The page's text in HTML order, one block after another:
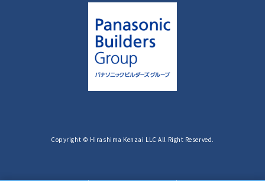
Copyright © Hirashima Kenzai LLC All Right Reserved.